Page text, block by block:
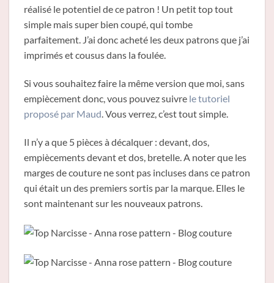
réalisé le potentiel de ce patron ! Un petit top tout
simple mais super bien coupé, qui tombe
parfaitement. J’ai donc acheté les deux patrons que j’ai
imprimés et cousus dans la foulée.
Si vous souhaitez faire la même version que moi, sans
empiècement donc, vous pouvez suivre le tutoriel
proposé par Maud . Vous verrez, c’est tout simple.
Il n’y a que 5 pièces à décalquer : devant, dos,
empiècements devant et dos, bretelle. A noter que les
marges de couture ne sont pas incluses dans ce patron
qui était un des premiers sortis par la marque. Elles le
sont maintenant sur les nouveaux patrons.